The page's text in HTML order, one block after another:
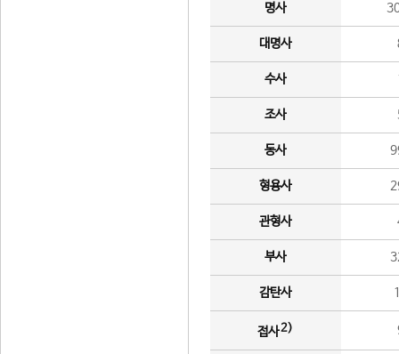
명사
대명사
수사
조사
동사
형용사
관형사
부사
감탄사
접사2)